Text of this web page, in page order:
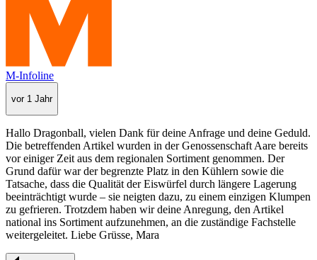
M-Infoline
vor 1 Jahr
Hallo Dragonball, vielen Dank für deine Anfrage und deine Geduld.
Die betreffenden Artikel wurden in der Genossenschaft Aare bereits
vor einiger Zeit aus dem regionalen Sortiment genommen. Der
Grund dafür war der begrenzte Platz in den Kühlern sowie die
Tatsache, dass die Qualität der Eiswürfel durch längere Lagerung
beeinträchtigt wurde – sie neigten dazu, zu einem einzigen Klumpen
zu gefrieren. Trotzdem haben wir deine Anregung, den Artikel
national ins Sortiment aufzunehmen, an die zuständige Fachstelle
weitergeleitet. Liebe Grüsse, Mara